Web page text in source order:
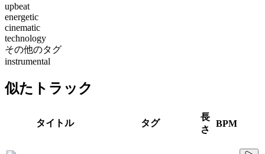
upbeat
energetic
cinematic
technology
その他のタグ
instrumental
似たトラック
タイトル タグ
長
さ
BPM